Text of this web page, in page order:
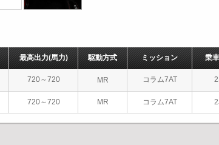
最高出力(馬力) 駆動方式 ミッション 乗
720～720 MR コラム7AT
720～720 MR コラム7AT